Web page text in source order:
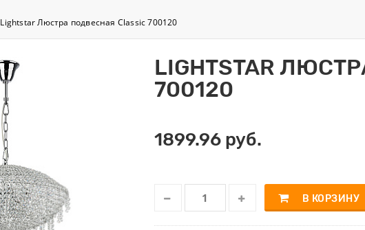
Lightstar Люстра подвесная Classic 700120
LIGHTSTAR
700120
1899.96 руб.
В КОРЗИНУ